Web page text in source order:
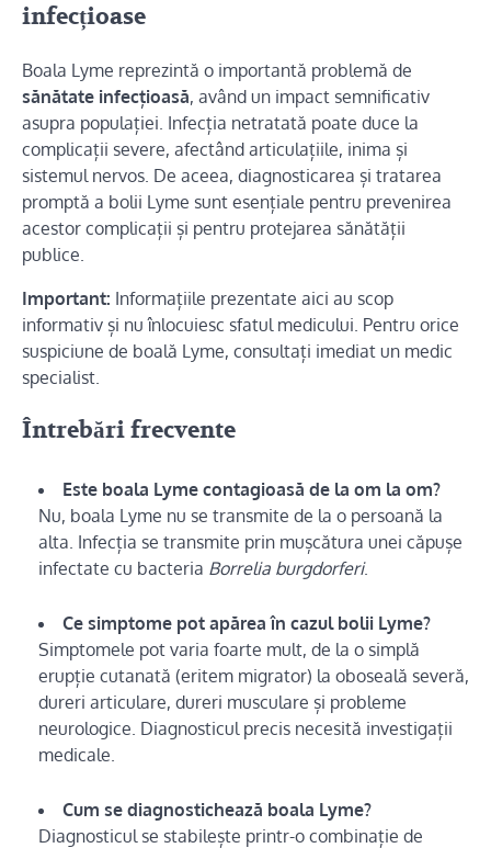
infecțioase
Boala Lyme reprezintă o importantă problemă de
sănătate infecțioasă, având un impact semnificativ
asupra populației. Infecția netratată poate duce la
complicații severe, afectând articulațiile, inima și
sistemul nervos. De aceea, diagnosticarea și tratarea
promptă a bolii Lyme sunt esențiale pentru prevenirea
acestor complicații și pentru protejarea sănătății
publice.
Important: Informațiile prezentate aici au scop
informativ și nu înlocuiesc sfatul medicului. Pentru orice
suspiciune de boală Lyme, consultați imediat un medic
specialist.
Întrebări frecvente
Este boala Lyme contagioasă de la om la om?
Nu, boala Lyme nu se transmite de la o persoană la
alta. Infecția se transmite prin mușcătura unei căpușe
infectate cu bacteria Borrelia burgdorferi.
Ce simptome pot apărea în cazul bolii Lyme?
Simptomele pot varia foarte mult, de la o simplă
erupție cutanată (eritem migrator) la oboseală severă,
dureri articulare, dureri musculare și probleme
neurologice. Diagnosticul precis necesită investigații
medicale.
Cum se diagnostichează boala Lyme?
Diagnosticul se stabilește printr-o combinație de